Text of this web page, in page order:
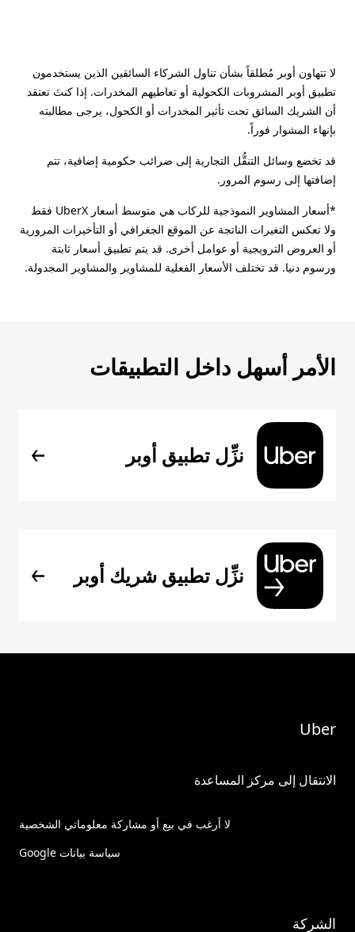
لا تتهاون أوبر مُطلقاً بشأن تناول الشركاء السائقين الذين يستخدمون
تطبيق أوبر المشروبات الكحولية أو تعاطيهم المخدرات. إذا كنتَ تعتقد
أن الشريك السائق تحت تأثير المخدرات أو الكحول، يرجى مطالبته
بإنهاء المشوار فوراً.
قد تخضع وسائل التنقُّل التجارية إلى ضرائب حكومية إضافية، تتم
إضافتها إلى رسوم المرور.
*أسعار المشاوير النموذجية للركاب هي متوسط أسعار UberX فقط
ولا تعكس التغيرات الناتجة عن الموقع الجغرافي أو التأخيرات المرورية
أو العروض الترويجية أو عوامل أخرى. قد يتم تطبيق أسعار ثابتة
ورسوم دنيا. قد تختلف الأسعار الفعلية للمشاوير والمشاوير المجدولة.
الأمر أسهل داخل التطبيقات
نزِّل تطبيق أوبر
نزِّل تطبيق شريك أوبر
Uber
الانتقال إلى مركز المساعدة
لا أرغب في بيع أو مشاركة معلوماتي الشخصية
سياسة بيانات Google
الشركة